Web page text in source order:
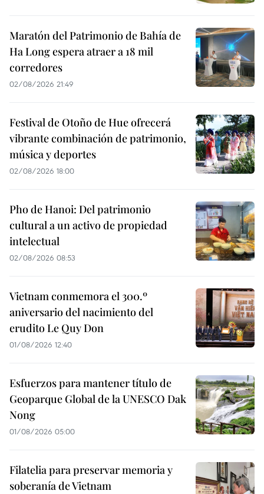
Maratón del Patrimonio de Bahía de
Ha Long espera atraer a 18 mil
corredores
02/08/2026 21:49
Festival de Otoño de Hue ofrecerá
vibrante combinación de patrimonio,
música y deportes
02/08/2026 18:00
Pho de Hanoi: Del patrimonio
cultural a un activo de propiedad
intelectual
02/08/2026 08:53
Vietnam conmemora el 300.º
aniversario del nacimiento del
erudito Le Quy Don
01/08/2026 12:40
Esfuerzos para mantener título de
Geoparque Global de la UNESCO Dak
Nong
01/08/2026 05:00
Filatelia para preservar memoria y
soberanía de Vietnam